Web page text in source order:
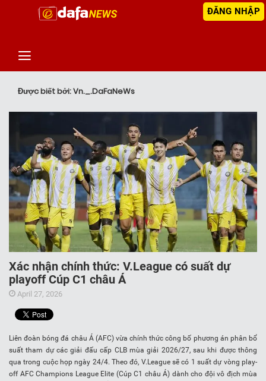
ĐĂNG NHẬP
Được biết bởi: Vn._.DaFaNeWs
Xác nhận chính thức: V.League có suất dự
playoff Cúp C1 châu Á
April 27, 2026
Liên đoàn bóng đá châu Á (AFC) vừa chính thức công bố phương án phân bổ
suất tham dự các giải đấu cấp CLB mùa giải 2026/27, sau khi được thông
qua trong cuộc họp ngày 24/4. Theo đó, V.League sẽ có 1 suất dự vòng play-
off AFC Champions League Elite (Cúp C1 châu Á) dành cho đội vô địch mùa